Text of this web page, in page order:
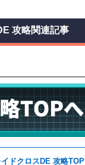
攻略関連記事
ドクロスDE 攻略TOP